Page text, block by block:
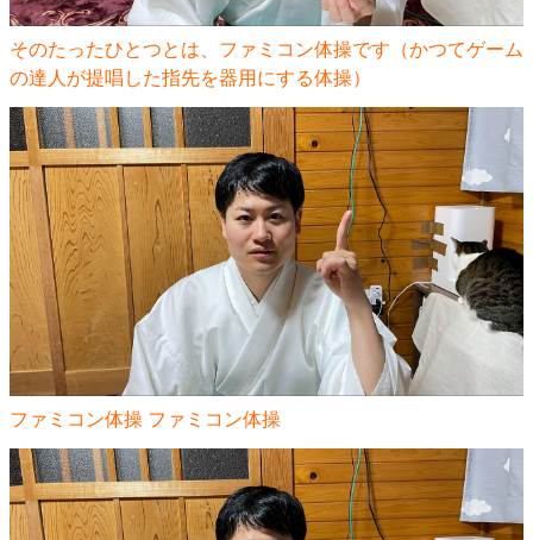
そのたったひとつとは、ファミコン体操です（かつてゲーム
の達人が提唱した指先を器用にする体操）
ファミコン体操 ファミコン体操